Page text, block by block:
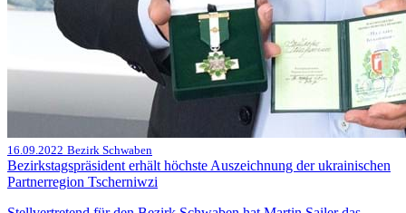
16.09.2022 Bezirk Schwaben
Bezirkstagspräsident erhält höchste Auszeichnung der ukrainischen
Partnerregion Tscherniwzi